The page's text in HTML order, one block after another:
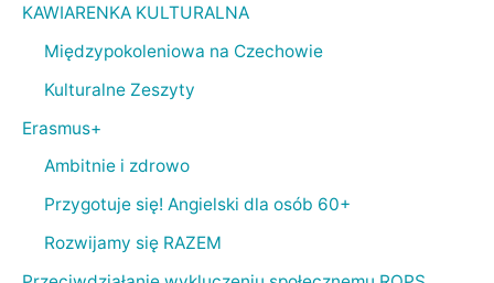
KAWIARENKA KULTURALNA
Międzypokoleniowa na Czechowie
Kulturalne Zeszyty
Erasmus+
Ambitnie i zdrowo
Przygotuje się! Angielski dla osób 60+
Rozwijamy się RAZEM